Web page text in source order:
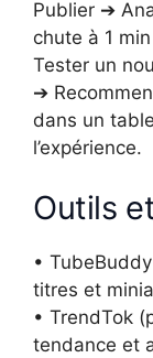
Publier ➔
chute à 1
Tester un
➔
dans un
l’expérience.
Outils
•
titres et
• TrendTok
tendance et